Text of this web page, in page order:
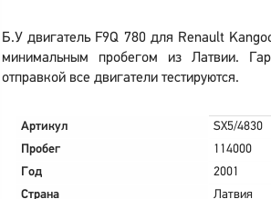
Б.У двигатель F9Q 780 для Renault
минимальным пробегом из Латвии.
отправкой все двигатели тестируются.
Артикул
SX5/4830
Пробег
114000
Год
2001
Страна
Латвия